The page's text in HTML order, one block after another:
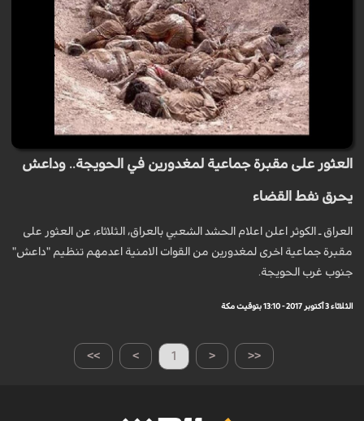
العثور على مقبرة جماعية لمغدورين في الحويجة.. وداعش
يحرق نفط القضاء
العراق ـ الكوثر اعلن اعلام الحشد الشعبي بالعراق، الثلاثاء، عن العثور على
مقبرة جماعية اخرى لمغدورين من القوات الامنية اعدمهم تنظيم "داعش"
جنوب غرب الحويجة.
الثلاثاء 3 أكتوبر 2017 - 13:10 بتوقيت مكة
>> > 1 < <<